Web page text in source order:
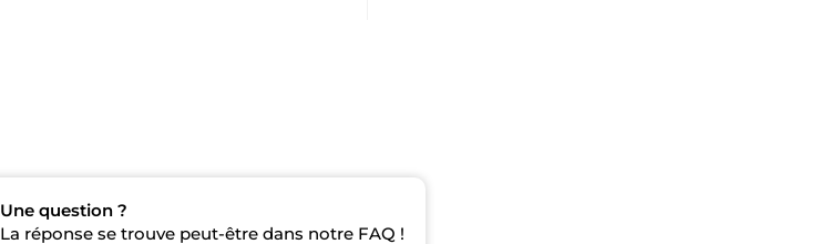
Une question ?
La réponse se trouve peut-être dans notre FAQ !